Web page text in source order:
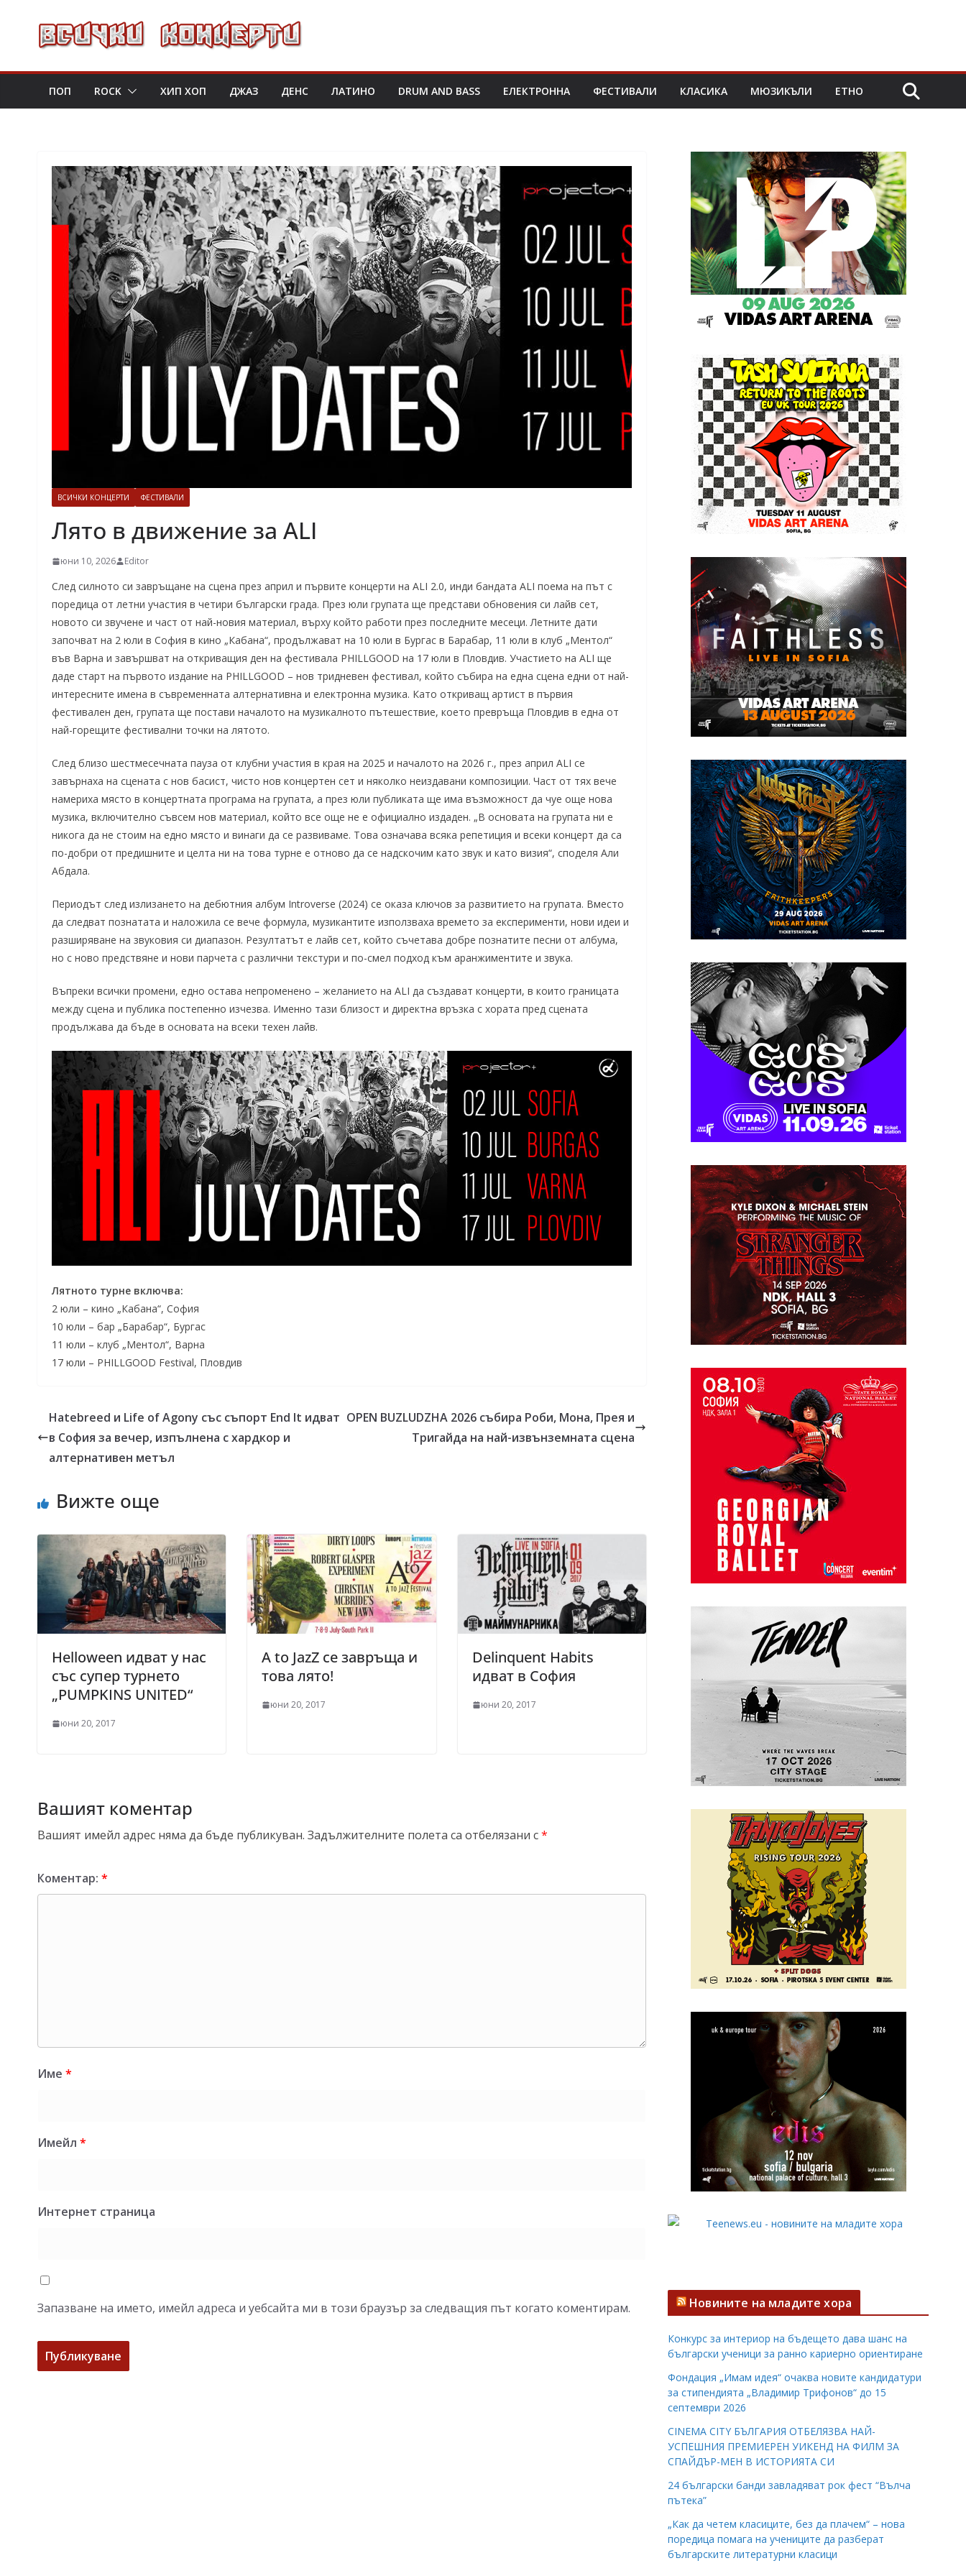
content
ПОП ROCK ХИП ХОП ДЖАЗ ДЕНС ЛАТИНО DRUM AND BASS ЕЛЕКТРОННА ФЕСТИВАЛИ КЛАСИКА МЮЗИКЪЛИ ЕТНО
ВСИЧКИ КОНЦЕРТИ ФЕСТИВАЛИ
Лято в движение за ALI
юни 10, 2026 Editor
След силното си завръщане на сцена през април и първите концерти на ALI 2.0, инди бандата ALI поема на път с
поредица от летни участия в четири български града. През юли групата ще представи обновения си лайв сет,
новото си звучене и част от най-новия материал, върху който работи през последните месеци. Летните дати
започват на 2 юли в София в кино „Кабана“, продължават на 10 юли в Бургас в Барабар, 11 юли в клуб „Ментол“
във Варна и завършват на откриващия ден на фестивала PHILLGOOD на 17 юли в Пловдив. Участието на ALI ще
даде старт на първото издание на PHILLGOOD – нов тридневен фестивал, който събира на една сцена едни от най-
интересните имена в съвременната алтернативна и електронна музика. Като откриващ артист в първия
фестивален ден, групата ще постави началото на музикалното пътешествие, което превръща Пловдив в една от
най-горещите фестивални точки на лятото.
След близо шестмесечната пауза от клубни участия в края на 2025 и началото на 2026 г., през април ALI се
завърнаха на сцената с нов басист, чисто нов концертен сет и няколко неиздавани композиции. Част от тях вече
намериха място в концертната програма на групата, а през юли публиката ще има възможност да чуе още нова
музика, включително съвсем нов материал, който все още не е официално издаден. „В основата на групата ни е
никога да не стоим на едно място и винаги да се развиваме. Това означава всяка репетиция и всеки концерт да са
по-добри от предишните и целта ни на това турне е отново да се надскочим като звук и като визия“, споделя Али
Абдала.
Периодът след излизането на дебютния албум Introverse (2024) се оказа ключов за развитието на групата. Вместо
да следват познатата и наложила се вече формула, музикантите използваха времето за експерименти, нови идеи и
разширяване на звуковия си диапазон. Резултатът е лайв сет, който съчетава добре познатите песни от албума,
но с ново предствяне и нови парчета с различни текстури и по-смел подход към аранжиментите и звука.
Въпреки всички промени, едно остава непроменено – желанието на ALI да създават концерти, в които границата
между сцена и публика постепенно изчезва. Именно тази близост и директна връзка с хората пред сцената
продължава да бъде в основата на всеки техен лайв.
Лятното турне включва:
2 юли – кино „Кабана“, София
10 юли – бар „Барабар“, Бургас
11 юли – клуб „Ментол“, Варна
17 юли – PHILLGOOD Festival, Пловдив
Hatebreed и Life of Agony със съпорт End It идват
в София за вечер, изпълнена с хардкор и
алтернативен метъл
ОPEN BUZLUDZHA 2026 събира Роби, Мона, Прея и
Тригайда на най-извънземната сцена
Вижте още
Helloween идват у нас
със супер турнето
„PUMPKINS UNITED“
юни 20, 2017
A to JazZ се завръща и
това лято!
юни 20, 2017
Delinquent Habits
идват в София
юни 20, 2017
Вашият коментар
Вашият имейл адрес няма да бъде публикуван. Задължителните полета са отбелязани с*
Коментар: *
Име *
Имейл *
Интернет страница
Запазване на името, имейл адреса и уебсайта ми в този браузър за следващия път когато коментирам. Новините на младите хора
Конкурс за интериор на бъдещето дава шанс на
български ученици за ранно кариерно ориентиране
Фондация „Имам идея“ очаква новите кандидатури
за стипендията „Владимир Трифонов“ до 15
септември 2026
CINEMA CITY БЪЛГАРИЯ ОТБЕЛЯЗВА НАЙ-
УСПЕШНИЯ ПРЕМИЕРЕН УИКЕНД НА ФИЛМ ЗА
СПАЙДЪР-МЕН В ИСТОРИЯТА СИ
24 български банди завладяват рок фест “Вълча
пътека”
„Как да четем класиците, без да плачем“ – нова
поредица помага на учениците да разберат
българските литературни класици